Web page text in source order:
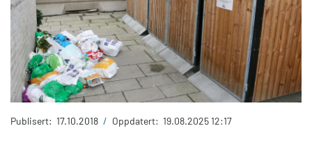
Publisert: 17.10.2018 / Oppdatert: 19.08.2025 12:17